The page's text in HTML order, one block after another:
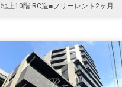
地上10階 RC造■フリーレント2ヶ月